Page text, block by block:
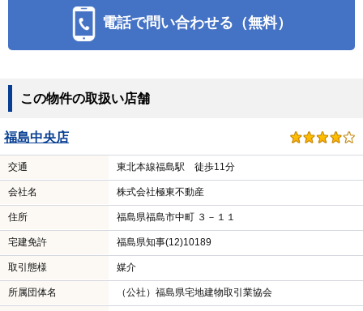
電話で問い合わせる（無料）
この物件の取扱い店舗
福島中央店
交通 東北本線福島駅 徒歩11分
会社名 株式会社極東不動産
住所 福島県福島市中町 ３－１１
宅建免許 福島県知事(12)10189
取引態様 媒介
所属団体名 （公社）福島県宅地建物取引業協会